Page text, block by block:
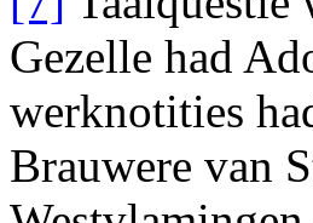
Gezelle had
werknotities
Brauwere van